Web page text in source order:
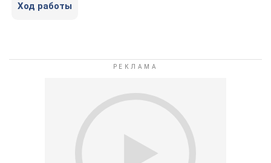
Ход работы